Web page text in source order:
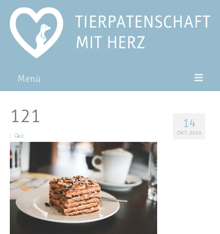
Menü
Patenschaft verschenken
Blog
FAQ
14
OKT. 2014
121
| 0